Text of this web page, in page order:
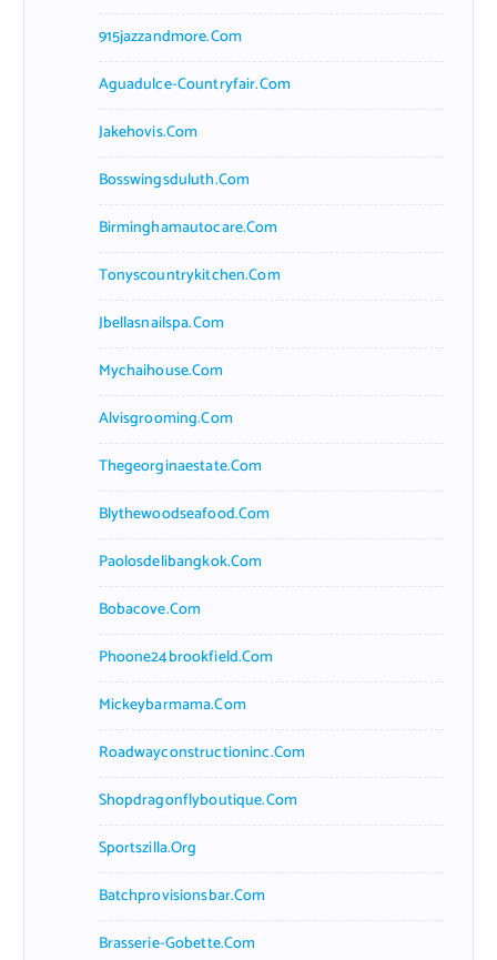
915jazzandmore.com
Aguadulce-Countryfair.com
Jakehovis.com
Bosswingsduluth.com
Birminghamautocare.com
Tonyscountrykitchen.com
Jbellasnailspa.com
Mychaihouse.com
Alvisgrooming.com
Thegeorginaestate.com
Blythewoodseafood.com
Paolosdelibangkok.com
Bobacove.com
Phoone24brookfield.com
Mickeybarmama.com
Roadwayconstructioninc.com
Shopdragonflyboutique.com
Sportszilla.org
Batchprovisionsbar.com
Brasserie-Gobette.com